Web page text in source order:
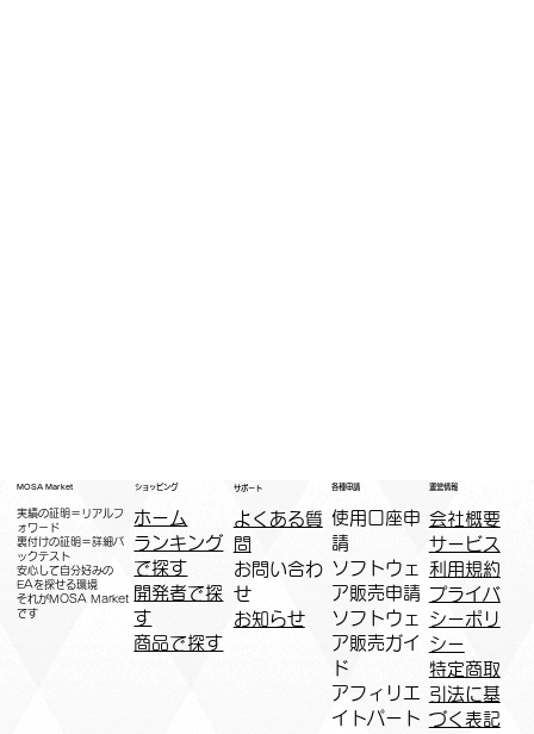
MOSA Market
実績の証明＝リアルフ
ォワード
裏付けの証明＝詳細バ
ックテスト
安心して自分好みの
EAを探せる環境
​それがMOSA Market
です
ショッピング
ホーム
ランキング
で探す
開発者で探
す
商品で探す
サポート
よくある質
問
お問い合わ
せ
お知らせ
各種申請
​使用口座申
請
ソフトウェ
ア販売申請
ソフトウェ
ア販売ガイ
ド
アフィリエ
イトパート
運営情報
会社概要
サービス
利用規約
プライバ
シーポリ
シー
特定商取
引法に基
づく表記